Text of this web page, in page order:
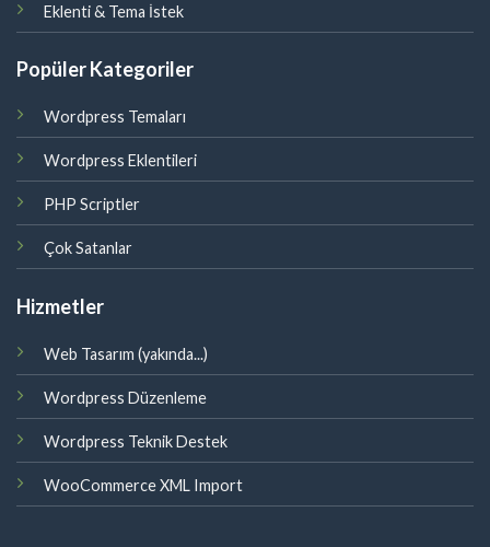
Eklenti & Tema İstek
Popüler Kategoriler
Wordpress Temaları
Wordpress Eklentileri
PHP Scriptler
Çok Satanlar
Hizmetler
Web Tasarım (yakında...)
Wordpress Düzenleme
Wordpress Teknik Destek
WooCommerce XML Import